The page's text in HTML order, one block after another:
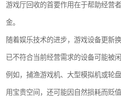
游戏厅回收的首要作用在于帮助经营
金。
随着娱乐技术的进步，游戏设备更新
已不符合当前经营需求的设备可能被闲
例如，捕渔游戏机、大型模拟机或轮
用宝贵空间，还可能因自然损耗而贬值